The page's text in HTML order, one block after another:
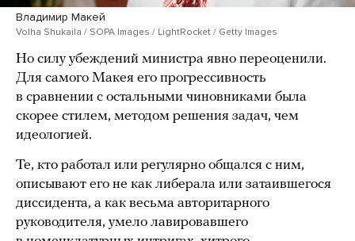
Владимир Макей
Volha Shukaila / SOPA Images / LightRocket / Getty Images
Но силу убеждений министра явно переоценили.
Для самого Макея его прогрессивность
в сравнении с остальными чиновниками была
скорее стилем, методом решения задач, чем
идеологией.
Те, кто работал или регулярно общался с ним,
описывают его не как либерала или затаившегося
диссидента, а как весьма авторитарного
руководителя, умело лавировавшего